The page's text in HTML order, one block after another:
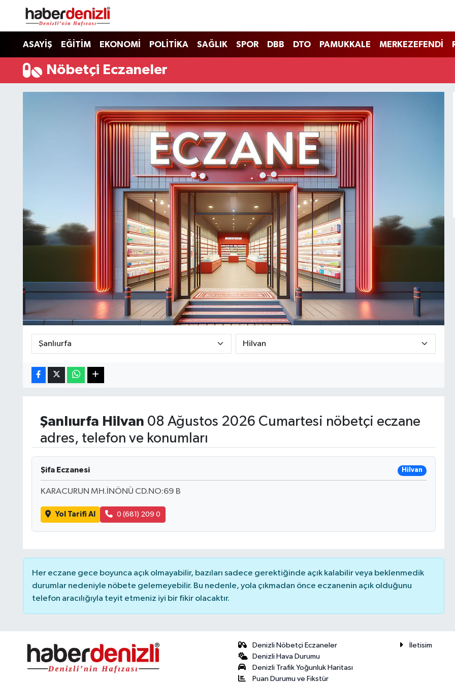
ASAYİŞ EĞİTİM EKONOMİ POLİTİKA SAĞLIK SPOR DBB DTO PAMUKKALE MERKEZEFENDİ
Nöbetçi Eczaneler
Şanlıurfa Hilvan 08 Ağustos 2026 Cumartesi nöbetçi eczane
adres, telefon ve konumları
Şifa Eczanesi Hilvan
KARACURUN MH.İNÖNÜ CD.NO:69 B
Yol Tarifi Al 0 (681) 209 0
Her eczane gece boyunca açık olmayabilir, bazıları sadece gerektiğinde açık kalabilir veya beklenmedik
durumlar nedeniyle nöbete gelemeyebilir. Bu nedenle, yola çıkmadan önce eczanenin açık olduğunu
telefon aracılığıyla teyit etmeniz iyi bir fikir olacaktır.
Denizli Nöbetçi Eczaneler
Denizli Hava Durumu
Denizli Trafik Yoğunluk Haritası
Puan Durumu ve Fikstür
İletisim
Denizli Nöbetçi Eczaneler
Denizli Hava Durumu
Denizli Trafik Yoğunluk Haritası
Puan Durumu ve Fikstür